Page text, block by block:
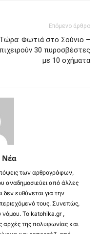
Επόμενο άρθρο
Τώρα: Φωτιά στο Σούνιο –
30 πυροσβέστες
με 10 οχήματα
Νέα
των αρθρογράφων,
αναδημοσιεύει από άλλες
δεν ευθύνεται για την
τους. Συνεπώς,
νόμου. Το katohika.gr ,
αρχές της πολυφωνίας και